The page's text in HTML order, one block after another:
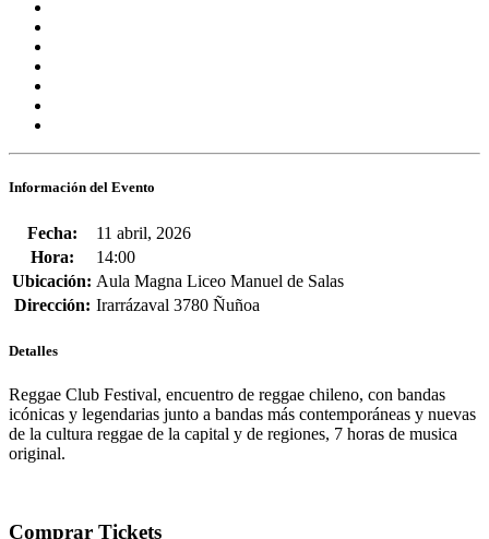
Información del Evento
Fecha:
11 abril, 2026
Hora:
14:00
Ubicación: Aula Magna Liceo Manuel de Salas
Dirección: Irarrázaval 3780 Ñuñoa
Detalles
Reggae Club Festival, encuentro de reggae chileno, con bandas
icónicas y legendarias junto a bandas más contemporáneas y nuevas
de la cultura reggae de la capital y de regiones, 7 horas de musica
original.
Comprar Tickets